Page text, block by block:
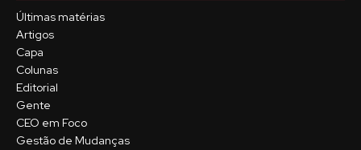
Últimas matérias
Artigos
Capa
Colunas
Editorial
Gente
CEO em Foco
Gestão de Mudanças